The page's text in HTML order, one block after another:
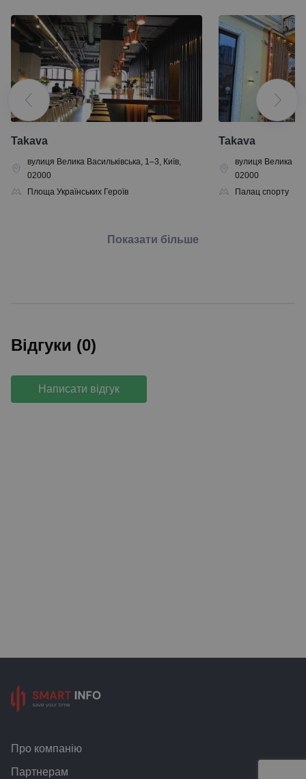
Takava
вулиця Велика Васильківська, 1–3, Київ,
02000
Площа Українських Героїв
Takava
вулиця Велика
02000
Палац спорту
Показати більше
Відгуки (0)
Написати відгук
Про компанію
Партнерам